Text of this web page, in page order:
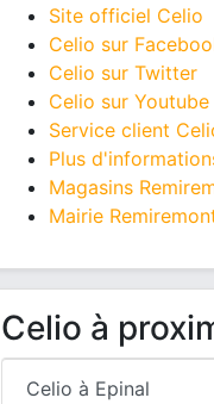
Site officiel Celio
Celio sur
Celio sur Twitter
Celio sur Youtube
Service client
Plus
Magasins
Mairie
Celio à
Celio à Epinal